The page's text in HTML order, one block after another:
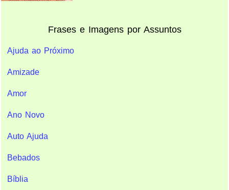
Frases e Imagens por Assuntos
Ajuda ao Próximo
Amizade
Amor
Ano Novo
Auto Ajuda
Bebados
Bíblia